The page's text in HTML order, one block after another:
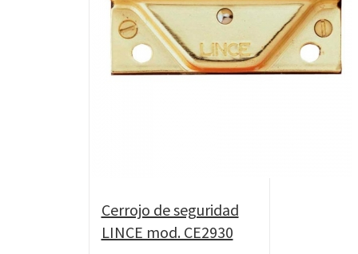
Cerrojo de seguridad
LINCE mod. CE2930